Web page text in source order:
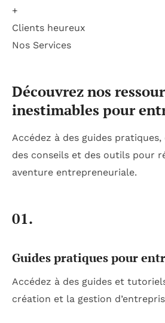
+
Clients heureux
Nos Services
Découvrez nos
inestimables pour
Accédez à des guides pratiques,
des conseils et des outils pour
aventure entrepreneuriale.
01.
Guides pratiques pour
Accédez à des guides et
création et la gestion